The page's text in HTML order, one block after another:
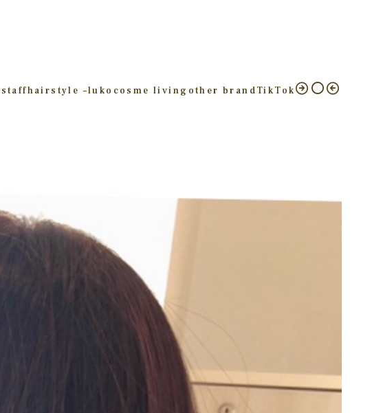
staffhairstyle –luko cosme living other brandTikTok